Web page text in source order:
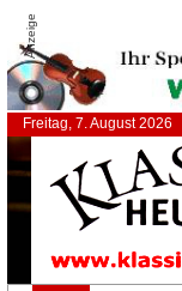
Anzeige
Freitag, 7. August 2026